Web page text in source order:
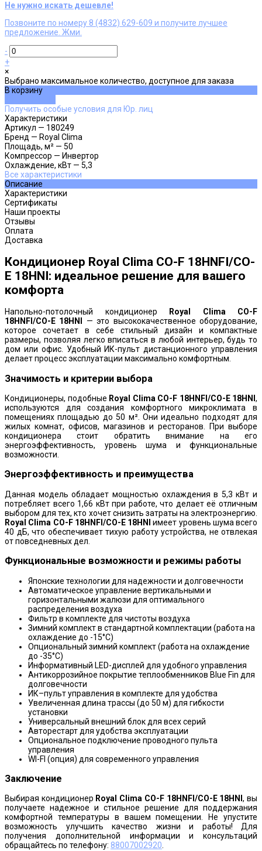
Не нужно искать дешевле!
Позвоните по номеру 8 (4832) 629-609 и получите лучшее
предложение. Жми.
-
+
×
Выбрано максимальное количество, доступное для заказа
В корзину
Получить особые условия для Юр. лиц
Характеристики
Артикул — 180249
Бренд — Royal Clima
Площадь, м² — 50
Компрессор — Инвертор
Охлаждение, кВт — 5,3
Все характеристики
Описание
Характеристики
Сертификаты
Наши проекты
Отзывы
Оплата
Доставка
Кондиционер Royal Clima CO-F 18HNFI/CO-
E 18HNI: идеальное решение для вашего
комфорта
Напольно-потолочный кондиционер
Royal Clima CO-F
18HNFI/CO-E 18HNI
— это высококачественное оборудование,
которое сочетает в себе стильный дизайн и компактные
размеры, позволяя легко вписаться в любой интерьер, будь то
дом или офис. Удобный ИК-пульт дистанционного управления
делает процесс эксплуатации максимально комфортным.
Значимость и критерии выбора
Кондиционеры, подобные Royal Clima CO-F 18HNFI/CO-E 18HNI ,
используются для создания комфортного микроклимата в
помещениях площадью до 50 м². Они идеально подходят для
жилых комнат, офисов, магазинов и ресторанов. При выборе
кондиционера стоит обратить внимание на его
энергоэффективность, уровень шума и функциональные
возможности.
Энергоэффективность и преимущества
Данная модель обладает мощностью охлаждения в 5,3 кВт и
потребляет всего 1,66 кВт при работе, что делает её отличным
выбором для тех, кто хочет снизить затраты на электроэнергию.
Royal Clima CO-F 18HNFI/CO-E 18HNI
имеет уровень шума всего
40 дБ, что обеспечивает тихую работу устройства, не отвлекая
от повседневных дел.
Функциональные возможности и режимы работы
Японские технологии для надежности и долговечности
Автоматическое управление вертикальными и
горизонтальными жалюзи для оптимального
распределения воздуха
Фильтр в комплекте для чистоты воздуха
Зимний комплект в стандартной комплектации (работа на
охлаждение до -15°С)
Опциональный зимний комплект (работа на охлаждение
до -35°С)
Информативный LED-дисплей для удобного управления
Антикоррозийное покрытие теплообменников Blue Fin для
долговечности
ИК–пульт управления в комплекте для удобства
Увеличенная длина трассы (до 50 м) для гибкости
установки
Универсальный внешний блок для всех серий
Авторестарт для удобства эксплуатации
Опциональное подключение проводного пульта
управления
WI-FI (опция) для современного управления
Заключение
Выбирая кондиционер Royal Clima CO-F 18HNFI/CO-E 18HNI, вы
получаете надежное и стильное решение для поддержания
комфортной температуры в вашем помещении. Не упустите
возможность улучшить качество жизни и работы! Для
получения дополнительной информации и консультаций
обращайтесь по телефону: 88007002920.